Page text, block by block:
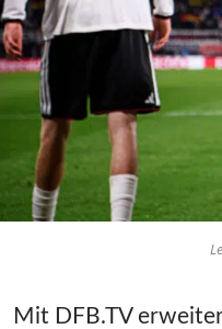
Mit DFB.TV